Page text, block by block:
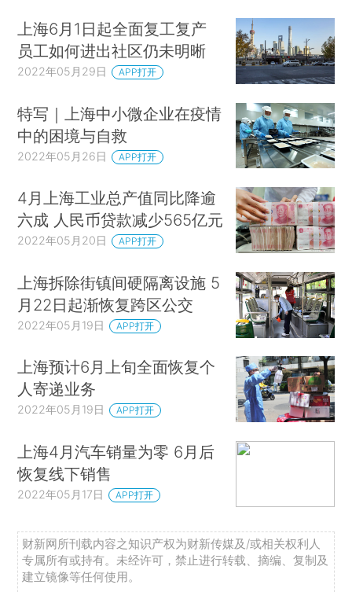
上海6月1日起全面复工复产
员工如何进出社区仍未明晰
2022年05月29日 APP打开
特写｜上海中小微企业在疫情
中的困境与自救
2022年05月26日 APP打开
4月上海工业总产值同比降逾
六成 人民币贷款减少565亿元
2022年05月20日 APP打开
上海拆除街镇间硬隔离设施 5
月22日起渐恢复跨区公交
2022年05月19日 APP打开
上海预计6月上旬全面恢复个
人寄递业务
2022年05月19日 APP打开
上海4月汽车销量为零 6月后
恢复线下销售
2022年05月17日 APP打开
财新网所刊载内容之知识产权为财新传媒及/或相关权利人
专属所有或持有。未经许可，禁止进行转载、摘编、复制及
建立镜像等任何使用。